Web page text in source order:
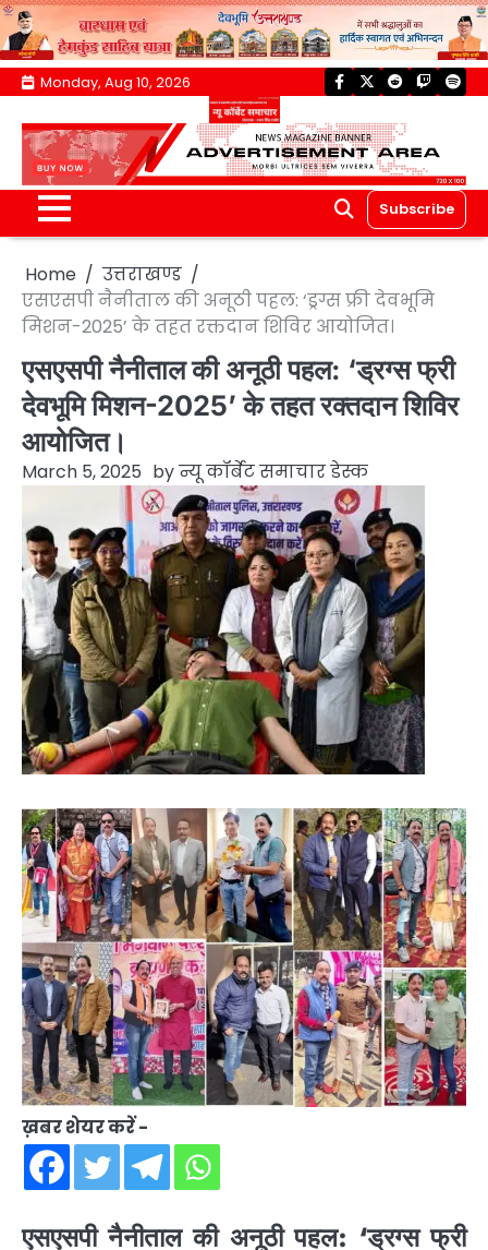
Skip
content
Monday, Aug 10, 2026 facebook
twitterreddittwitch
Subscribe
Home
उत्तराखण्ड
एसएसपी नैनीताल की अनूठी पहल: ‘ड्रग्स फ्री देवभूमि
मिशन-2025’ के तहत रक्तदान शिविर आयोजित।
एसएसपी नैनीताल की अनूठी पहल: ‘ड्रग्स फ्री
देवभूमि मिशन-2025’ के तहत रक्तदान शिविर
आयोजित।
March 5, 2025 byन्यू कॉर्बेट समाचार डेस्क
ख़बर शेयर करें -
एसएसपी नैनीताल की अनूठी पहल: ‘ड्रग्स फ्री